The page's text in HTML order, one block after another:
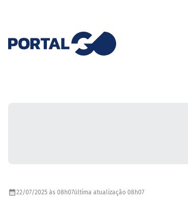
22/07/2025 às 08h07última atualização 08h07